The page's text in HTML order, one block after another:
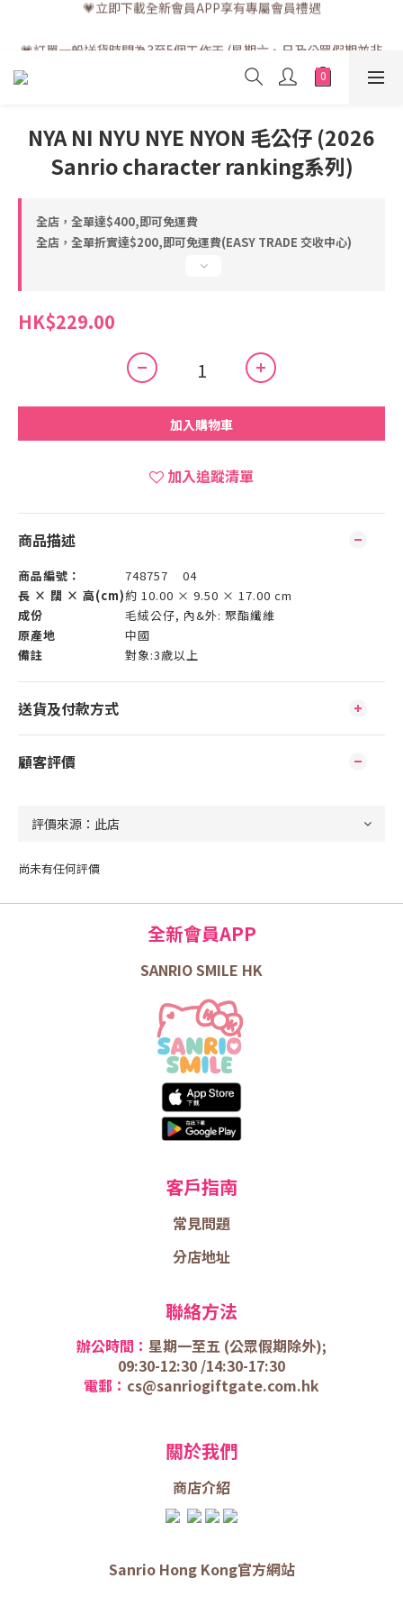
💗訂單一般送貨時間為3至5個工作天 (星期六、日及公眾假期並非
💗訂單一般送貨時間為3至5個工作天 (星期六、日及公眾假期並非
工作天)
NYA NI NYU NYE NYON 毛公仔 (2026
Sanrio character ranking系列)
全店，全單達$400,即可免運費
全店，全單折實達$200,即可免運費(EASY TRADE 交收中心)
HK$229.00
加入購物車
加入追蹤清單
商品描述
商品編號：
748757 04
長 × 闊 × 高(cm)約 10.00 × 9.50 × 17.00 cm
成份
毛絨公仔, 內&外: 聚酯纖維
原產地
中國
備註
對象:3歲以上
送貨及付款方式
顧客評價
尚未有任何評價
全新會員APP
SANRIO SMILE HK
客戶指南
常見問題
分店地址
聯絡方法
辦公時間： 星期一至五 (公眾假期除外);
09:30-12:30 /14:30-17:30
電郵： cs@sanriogiftgate.com.hk
關於我們
商店介紹
Sanrio Hong Kong官方網站